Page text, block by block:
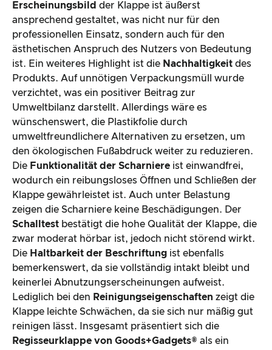
Erscheinungsbild der Klappe ist äußerst
ansprechend gestaltet, was nicht nur für den
professionellen Einsatz, sondern auch für den
ästhetischen Anspruch des Nutzers von Bedeutung
ist. Ein weiteres Highlight ist die Nachhaltigkeit des
Produkts. Auf unnötigen Verpackungsmüll wurde
verzichtet, was ein positiver Beitrag zur
Umweltbilanz darstellt. Allerdings wäre es
wünschenswert, die Plastikfolie durch
umweltfreundlichere Alternativen zu ersetzen, um
den ökologischen Fußabdruck weiter zu reduzieren.
Die Funktionalität der Scharniere ist einwandfrei,
wodurch ein reibungsloses Öffnen und Schließen der
Klappe gewährleistet ist. Auch unter Belastung
zeigen die Scharniere keine Beschädigungen. Der
Schalltest bestätigt die hohe Qualität der Klappe, die
zwar moderat hörbar ist, jedoch nicht störend wirkt.
Die Haltbarkeit der Beschriftung ist ebenfalls
bemerkenswert, da sie vollständig intakt bleibt und
keinerlei Abnutzungserscheinungen aufweist.
Lediglich bei den Reinigungseigenschaften zeigt die
Klappe leichte Schwächen, da sie sich nur mäßig gut
reinigen lässt. Insgesamt präsentiert sich die
Regisseurklappe von Goods+Gadgets® als ein